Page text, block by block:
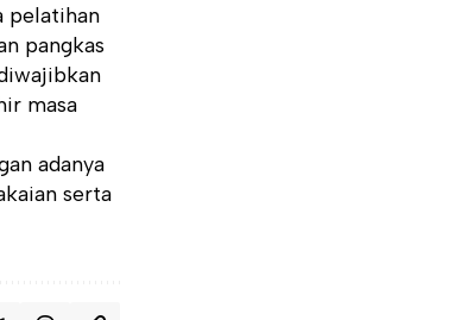
pelatihan
pangkas
masa
adanya
serta